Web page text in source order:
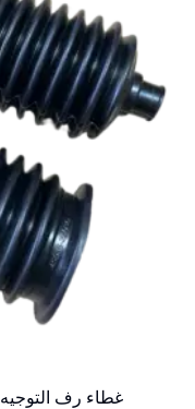
غطاء رف التوجيه GHSRB0004 / OEM: 45535-26030